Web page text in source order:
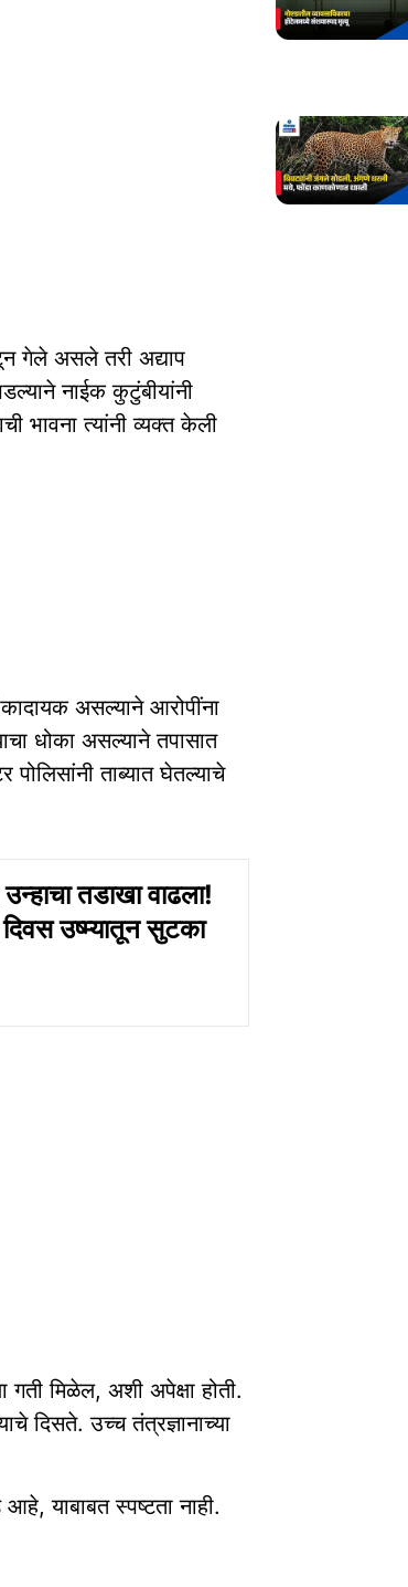
गेले असले तरी अद्याप
नाईक कुटुंबीयांनी
भावना त्यांनी व्यक्त केली
असल्याने आरोपींना
धोका असल्याने तपासात
ताब्यात घेतल्याचे
तडाखा वाढला!
दिवस उष्म्यातून सुटका
मिळेल, अशी अपेक्षा होती.
दिसते. उच्च तंत्रज्ञानाच्या
याबाबत स्पष्टता नाही.